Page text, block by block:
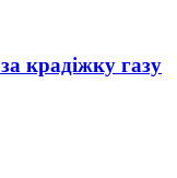
крадіжку газу